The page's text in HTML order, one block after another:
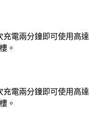
充電兩分鐘即可使用高達
。
充電兩分鐘即可使用高達
。